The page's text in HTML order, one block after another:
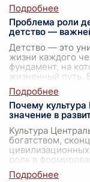
Проблема роли
детство —
Детство — это
жизни каждого
фундамент, на
жизненный путь.
Почему
значение в
Культура
богатством,
роль в